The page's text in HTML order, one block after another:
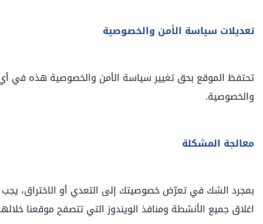
تعديلات سياسة الأمن والخصوصية
تحتفظ الموقع بحق تغيير سياسة الأمن والخصوصية هذه في
والخصوصية.
معالجة المشكلة
بمجرد الشك في تعرّض خصوصيتك إلى التعدي أو الاختراق، يجب
اغلاق جميع الأنشطة ومنافذ الويندوز التي تتصفح موقعنا